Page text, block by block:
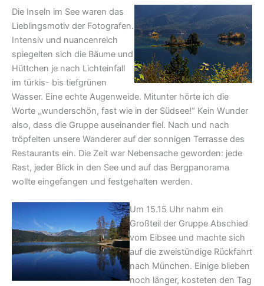
Die Inseln im See waren das
Lieblingsmotiv der Fotografen.
Intensiv und nuancenreich
spiegelten sich die Bäume und
Hüttchen je nach Lichteinfall
im türkis- bis tiefgrünen
Wasser. Eine echte Augenweide. Mitunter hörte ich die
Worte „wunderschön, fast wie in der Südsee!“ Kein Wunder
also, dass die Gruppe auseinander fiel. Nach und nach
tröpfelten unsere Wanderer auf der sonnigen Terrasse des
Restaurants ein. Die Zeit war Nebensache geworden: jede
Rast, jeder Blick in den See und auf das Bergpanorama
wollte eingefangen und festgehalten werden.
Um 15.15 Uhr nahm ein
Großteil der Gruppe Abschied
vom Eibsee und machte sich
auf die zweistündige Rückfahrt
nach München. Einige blieben
noch länger, kosteten den Tag